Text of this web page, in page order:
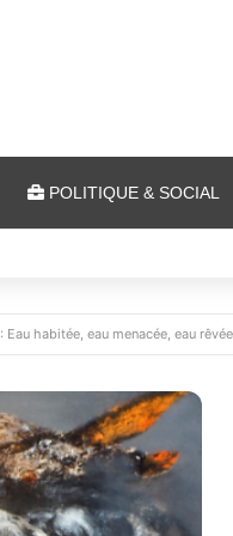
POLITIQUE & SOCIAL
Eau habitée, eau menacée, eau